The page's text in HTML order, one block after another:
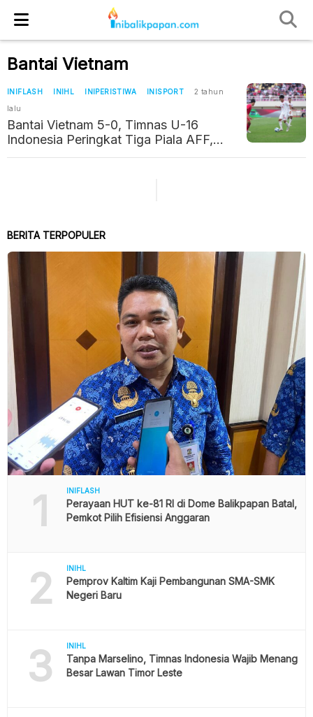
Bantai Vietnam
INIFLASH INIHL INIPERISTIWA INISPORT
2 tahun
lalu
Bantai Vietnam 5-0, Timnas U-16
Indonesia Peringkat Tiga Piala AFF,
Langsung Tatap Kualifikasi Piala Asia
BERITA TERPOPULER
1 INIFLASH
Perayaan HUT ke-81 RI di Dome Balikpapan Batal,
Pemkot Pilih Efisiensi Anggaran
2 INIHL
Pemprov Kaltim Kaji Pembangunan SMA-SMK
Negeri Baru
3 INIHL
Tanpa Marselino, Timnas Indonesia Wajib Menang
Besar Lawan Timor Leste